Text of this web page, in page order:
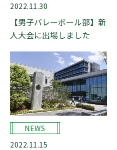
採用情報
90周年記念事業
2022.11.30
【男子バレーボール部】新
人大会に出場しました
NEWS
2022.11.15